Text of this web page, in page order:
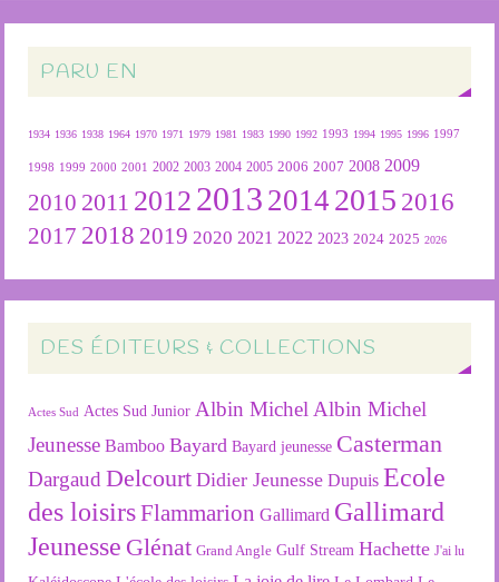
PARU EN
1934 1936 1938 1964 1970 1971 1979 1981 1983 1990 1992 1993 1994 1995 1996 1997
1998 1999 2000 2001 2002 2003 2004 2005 2006 2007 2008 2009
2010 2011 2012 2013 2014 2015 2016
2017 2018 2019 2020 2021 2022 2023 2024 2025 2026
DES ÉDITEURS & COLLECTIONS
Actes Sud Actes Sud Junior Albin Michel Albin Michel
Jeunesse Bamboo Bayard Bayard jeunesse Casterman
Dargaud Delcourt Didier Jeunesse Dupuis Ecole
des loisirsFlammarion Gallimard Gallimard
Jeunesse Glénat Grand Angle Gulf Stream Hachette J'ai lu